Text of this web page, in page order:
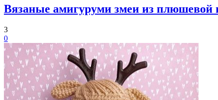
Вязаные амигуруми змеи из плюшевой
3
0